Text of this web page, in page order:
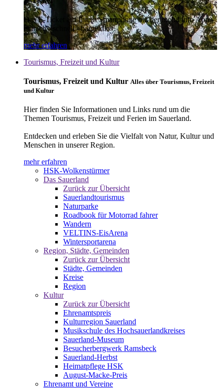
Das E-Ticket auf Ihrem Smartphone mit der mobil info App -
einfach - schnell - bargeldlos
mehr erfahren
Tourismus, Freizeit und Kultur
Tourismus, Freizeit und Kultur Alles über Tourismus, Freizeit
und Kultur
Hier finden Sie Informationen und Links rund um die
Themen Tourismus, Freizeit und Ferien im Sauerland.
Entdecken und erleben Sie die Vielfalt von Natur, Kultur und
Menschen in unserer Region.
mehr erfahren
HSK-Wolkenstürmer
Das Sauerland
Zurück zur Übersicht
Sauerlandtourismus
Naturparke
Roadbook für Motorrad fahrer
Wandern
VELTINS-EisArena
Wintersportarena
Region, Städte, Gemeinden
Zurück zur Übersicht
Städte, Gemeinden
Kreise
Region
Kultur
Zurück zur Übersicht
Ehrenamtspreis
Kulturregion Sauerland
Musikschule des Hochsauerlandkreises
Sauerland-Museum
Besucherbergwerk Ramsbeck
Sauerland-Herbst
Heimatpflege HSK
August-Macke-Preis
Ehrenamt und Vereine